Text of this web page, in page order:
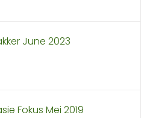
June 2023
Fokus Mei 2019